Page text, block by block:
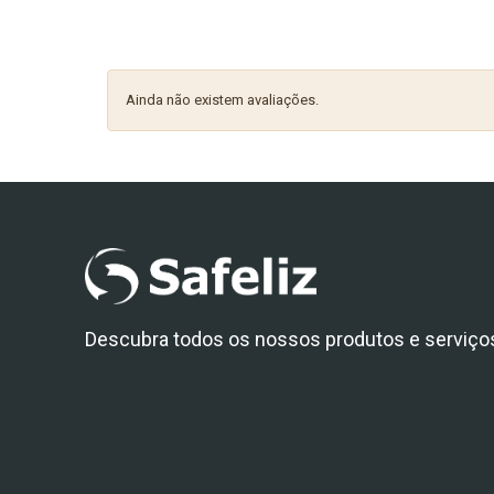
Ainda não existem avaliações.
Descubra todos os nossos produtos e